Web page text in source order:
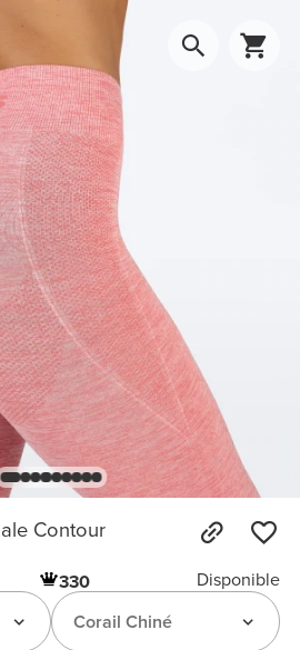
Contour
330
Disponible
Corail Chiné